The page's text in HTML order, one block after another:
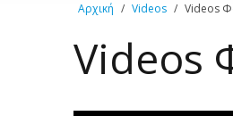
Αρχική / Videos / Videos
Videos